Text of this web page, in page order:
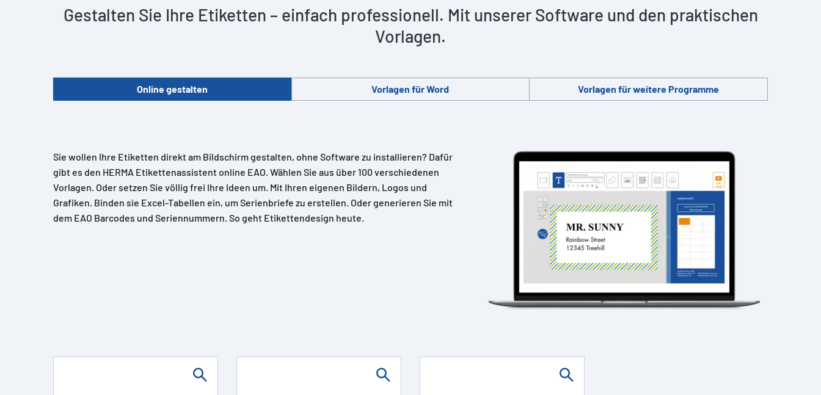
Gestalten Sie Ihre Etiketten – einfach professionell. Mit unserer Software und den praktischen
Vorlagen.
Online gestalten Vorlagen für Word Vorlagen für weitere Programme
Sie wollen Ihre Etiketten direkt am Bildschirm gestalten, ohne Software zu installieren? Dafür
gibt es den HERMA Etikettenassistent online EAO. Wählen Sie aus über 100 verschiedenen
Vorlagen. Oder setzen Sie völlig frei Ihre Ideen um. Mit Ihren eigenen Bildern, Logos und
Grafiken. Binden sie Excel-Tabellen ein, um Serienbriefe zu erstellen. Oder generieren Sie mit
dem EAO Barcodes und Seriennummern. So geht Etikettendesign heute.